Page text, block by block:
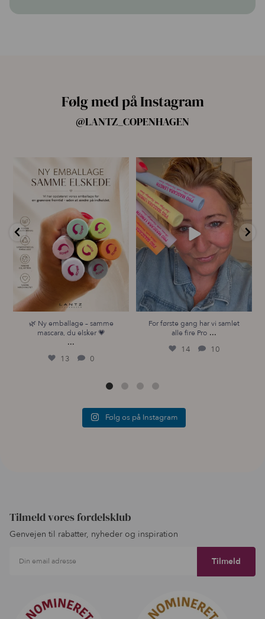
Følg med på Instagram
@LANTZ_COPENHAGEN
🌿 Ny emballage – samme
mascara, du elsker 💗
...
13
🌿 Ny emballage – samme
mascara, du elsker 💗
...
13 0
For første gang har vi samlet
alle fire Pro...
14
For første gang har vi samlet
alle fire Pro ...
14 10
Følg os på Instagram
Tilmeld vores fordelsklub
Genvejen til rabatter, nyheder og inspiration
Din email adresse